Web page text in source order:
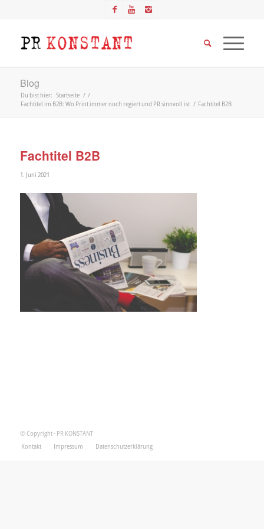
Blog
Du bist hier: Startseite / /
Fachtitel im B2B: Wo Print immer noch regiert und PR sinnvoll ist / Fachtitel B2B
Fachtitel B2B
1. Juni 2021
© Copyright - PR KONSTANT
Kontakt
Impressum Datenschutzerklärung